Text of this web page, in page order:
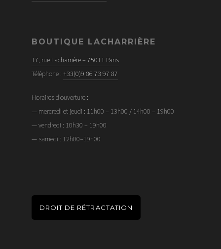
BOUTIQUE LACHARRIÈRE
17, rue Lacharrière – 75011 Paris
Téléphone : +33(0)9 86 73 97 87
Horaires d’ouverture :
— mercredi et jeudi : 11h00 – 13h00 / 14h00 – 19h00
— vendredi : 10h30 – 19h00
— samedi : 12h00–19h00
DROIT DE RÉTRACTATION